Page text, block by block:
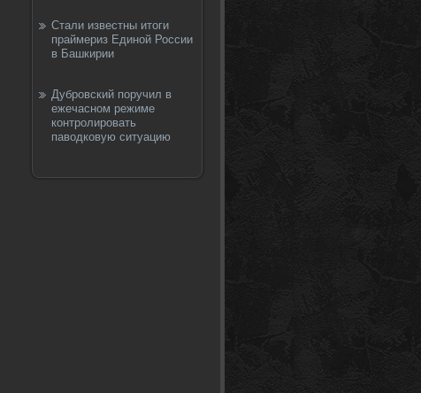
Стали известны итоги
праймериз Единой России
в Башкирии
Дубровский поручил в
ежечасном режиме
контролировать
паводковую ситуацию